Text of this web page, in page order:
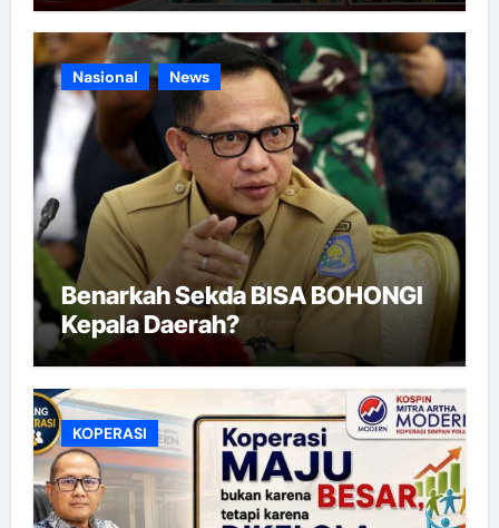
Nasional News
Benarkah Sekda BISA BOHONGI
Kepala Daerah?
KOPERASI